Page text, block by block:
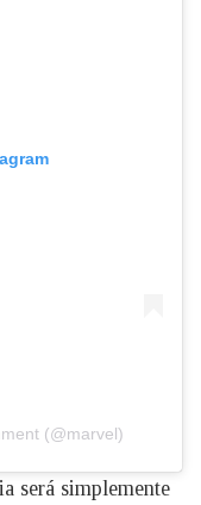
(@marvel)
será simplemente